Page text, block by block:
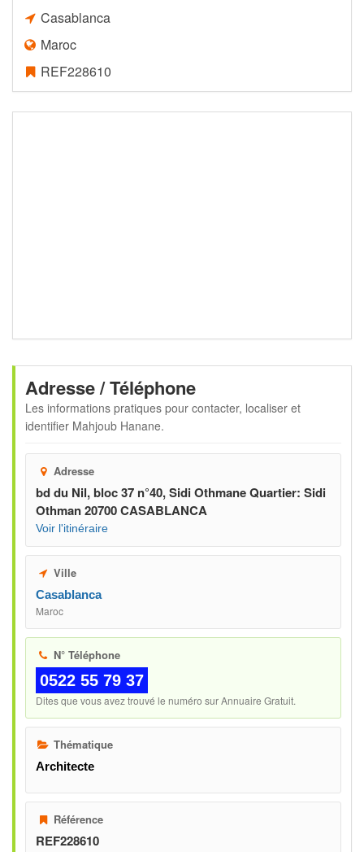
Casablanca
Maroc
REF228610
Adresse / Téléphone
Les informations pratiques pour contacter, localiser et
identifier Mahjoub Hanane.
Adresse
bd du Nil, bloc 37 n°40, Sidi Othmane Quartier: Sidi
Othman 20700 CASABLANCA
Voir l'itinéraire
Ville
Casablanca
Maroc
N° Téléphone
0522 55 79 37
Dites que vous avez trouvé le numéro sur Annuaire Gratuit.
Thématique
Architecte
Référence
REF228610